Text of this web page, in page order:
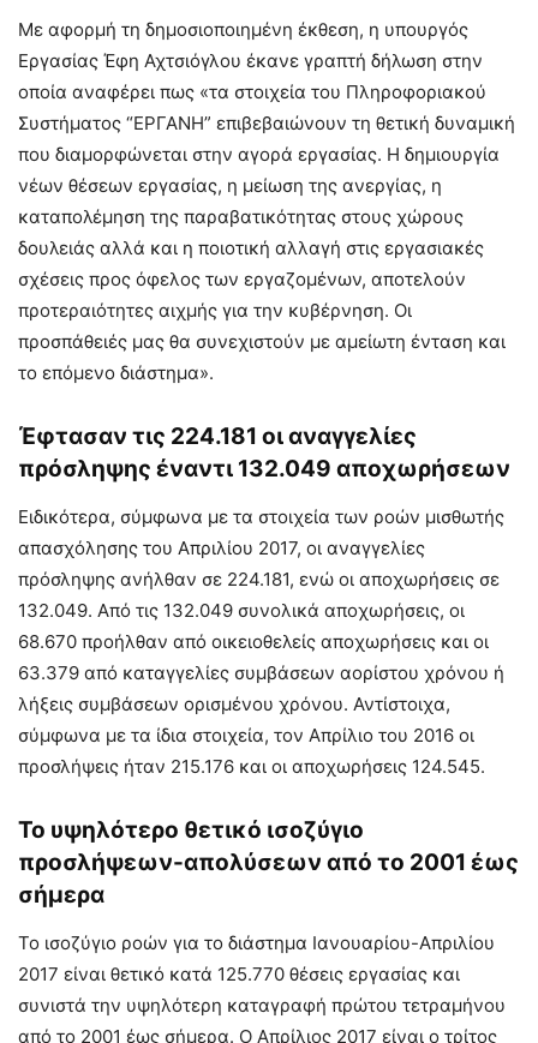
Με αφορμή τη δημοσιοποιημένη έκθεση, η υπουργός
Εργασίας Έφη Αχτσιόγλου έκανε γραπτή δήλωση στην
οποία αναφέρει πως «τα στοιχεία του Πληροφοριακού
Συστήματος “ΕΡΓΑΝΗ” επιβεβαιώνουν τη θετική δυναμική
που διαμορφώνεται στην αγορά εργασίας. Η δημιουργία
νέων θέσεων εργασίας, η μείωση της ανεργίας, η
καταπολέμηση της παραβατικότητας στους χώρους
δουλειάς αλλά και η ποιοτική αλλαγή στις εργασιακές
σχέσεις προς όφελος των εργαζομένων, αποτελούν
προτεραιότητες αιχμής για την κυβέρνηση. Οι
προσπάθειές μας θα συνεχιστούν με αμείωτη ένταση και
το επόμενο διάστημα».
Έφτασαν τις 224.181 οι αναγγελίες
πρόσληψης έναντι 132.049 αποχωρήσεων
Ειδικότερα, σύμφωνα με τα στοιχεία των ροών μισθωτής
απασχόλησης του Απριλίου 2017, οι αναγγελίες
πρόσληψης ανήλθαν σε 224.181, ενώ οι αποχωρήσεις σε
132.049. Από τις 132.049 συνολικά αποχωρήσεις, οι
68.670 προήλθαν από οικειοθελείς αποχωρήσεις και οι
63.379 από καταγγελίες συμβάσεων αορίστου χρόνου ή
λήξεις συμβάσεων ορισμένου χρόνου. Αντίστοιχα,
σύμφωνα με τα ίδια στοιχεία, τον Απρίλιο του 2016 οι
προσλήψεις ήταν 215.176 και οι αποχωρήσεις 124.545.
Το υψηλότερο θετικό ισοζύγιο
προσλήψεων-απολύσεων από το 2001 έως
σήμερα
Το ισοζύγιο ροών για το διάστημα Ιανουαρίου-Απριλίου
2017 είναι θετικό κατά 125.770 θέσεις εργασίας και
συνιστά την υψηλότερη καταγραφή πρώτου τετραμήνου
από το 2001 έως σήμερα. Ο Απρίλιος 2017 είναι ο τρίτος